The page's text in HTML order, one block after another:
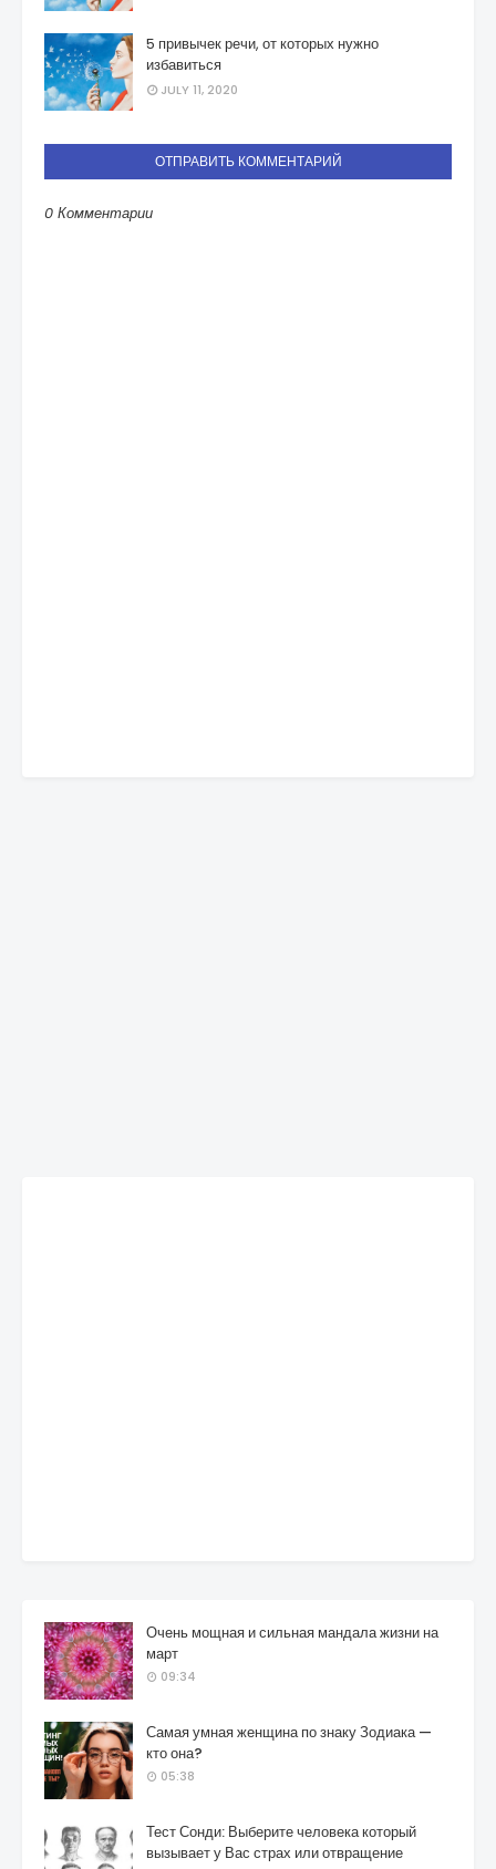
5 привычек речи, от которых нужно
избавиться
JULY 11, 2020
ОТПРАВИТЬ КОММЕНТАРИЙ
0 Комментарии
Очень мощная и сильная мандала жизни на
март
09:34
Самая умная женщина по знаку Зодиака —
кто она?
05:38
Тест Сонди: Выберите человека который
вызывает у Вас страх или отвращение